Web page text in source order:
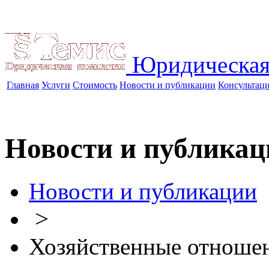
Главная Услуги Стоимость Новости и публикации
Новости и
Новости и публикации
>
Хозяйственные